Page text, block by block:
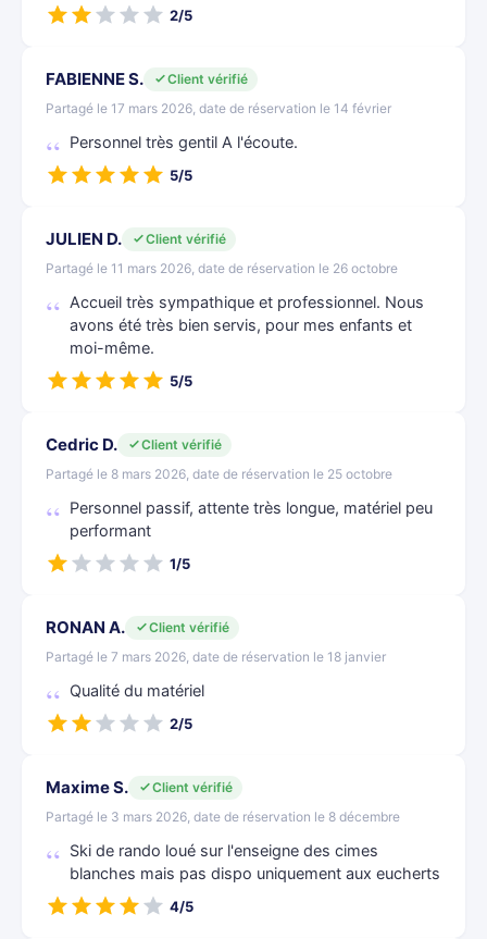
2/5
FABIENNE S.
Client vérifié
Partagé le 17 mars 2026, date de réservation le 14 février
Personnel très gentil A l'écoute.
5/5
JULIEN D.
Client vérifié
Partagé le 11 mars 2026, date de réservation le 26 octobre
Accueil très sympathique et professionnel. Nous
avons été très bien servis, pour mes enfants et
moi-même.
5/5
Cedric D.
Client vérifié
Partagé le 8 mars 2026, date de réservation le 25 octobre
Personnel passif, attente très longue, matériel peu
performant
1/5
RONAN A.
Client vérifié
Partagé le 7 mars 2026, date de réservation le 18 janvier
Qualité du matériel
2/5
Maxime S.
Client vérifié
Partagé le 3 mars 2026, date de réservation le 8 décembre
Ski de rando loué sur l'enseigne des cimes
blanches mais pas dispo uniquement aux eucherts
4/5